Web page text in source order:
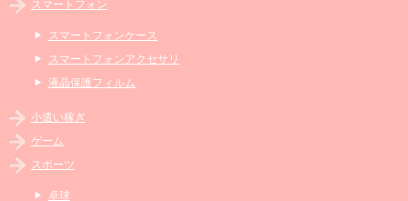
スマートフォン
スマートフォンケース
スマートフォンアクセサリ
液晶保護フィルム
小遣い稼ぎ
ゲーム
スポーツ
卓球